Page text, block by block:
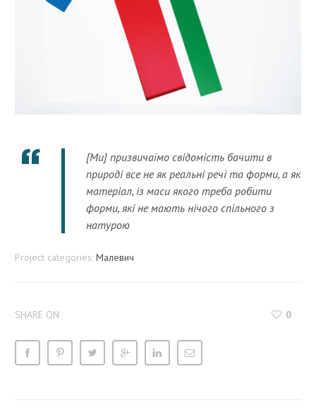
[Ми] призвичаїмо свідомість бачити в
природі все не як реальні речі та форми, а як
матеріал, із маси якого треба робити
форми, які не мають нічого спільного з
натурою
Project categories: Малевич
SHARE ON 0